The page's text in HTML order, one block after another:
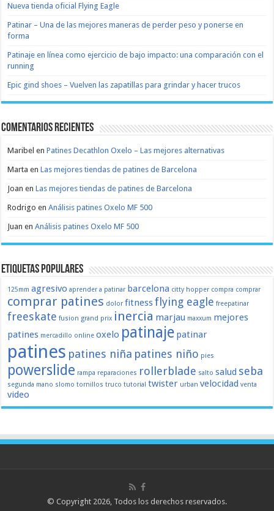
Nueva tienda oficial Flying Eagle
Patinar – Una de las mejores maneras de perder peso y ponerse en
forma
Patinaje en línea como ejercicio de bajo impacto: una comparación con el
running
Epic gind shoes – Vuelven las zapatillas para grindar y hacer trucos
Comentarios recientes
Maribel enPatines Decathlon Oxelo – Las mejores alternativas
Marta enLas mejores tiendas de patines de Barcelona
Joan enLas mejores tiendas de patines de Barcelona
Rodrigo enAnálisis patines Oxelo MF 500
Juan enAnálisis patines Oxelo MF 500
Etiquetas populares
125mm agresivo aprender a patinar barcelona citty hopper compra comprar
comprar patines dolor fitnessflying eagle freepatinar
freeskate fusion grand prix inercia marjau maxxum mejores
patines mercadillo online oxelo patinaje patinar
patines patines niña patines niño pies
powerslide rampa reparaciones rollerblade salto salud seba
segunda mano slomo tornillos truco tutorial twister urban velocidad venta
video
© Copyright 2026, Todos los derechos reservados.